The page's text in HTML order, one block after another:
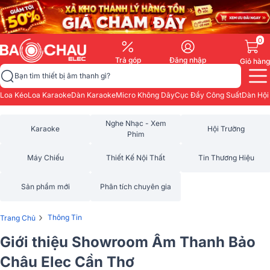
Trả góp Đăng nhập
0
Giỏ hàng
Bạn tìm thiết bị âm thanh gì?
Loa KéoLoa KaraokeDàn KaraokeMicro Không DâyCục Đẩy Công SuấtDàn
Karaoke
Nghe Nhạc - Xem
Phim
Hội Trường
Máy Chiếu Thiết Kế Nội Thất Tin Thương Hiệu
Sản phẩm mới Phân tích chuyên gia
Trang Chủ › Thông Tin
Giới thiệu Showroom Âm Thanh Bảo
Châu Elec Cần Thơ